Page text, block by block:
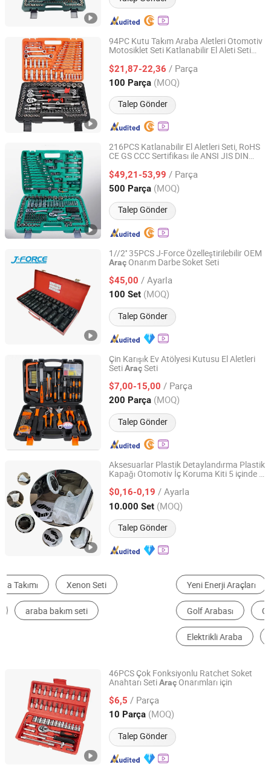
94PC Kutu Takım Araba Aletleri Otomotiv
Motosiklet Seti Katlanabilir El Aleti Seti
Standardına Uygun Donanım El Aleti Seti
$21,87-22,36 / Parça
100 Parça (MOQ)
Talep Gönder
Ningbo Zhite Import and Export Co., Ltd.
Zhejiang, China Fiyat 2024
216PCS Katlanabilir El Aletleri Seti, RoHS
CE GS CCC Sertifikası ile ANSI JIS DIN
Onarım Bakım Standart Donanım El
Aletleri Seti
$49,21-53,99 / Parça
500 Parça (MOQ)
Talep Gönder
Ningbo Zhite Import and Export Co., Ltd.
Zhejiang, China Fiyat 2024
1//2'' 35PCS J-Force Özelleştirilebilir OEM
Araç Onarım Darbe Soket Seti
$45,00 / Ayarla
100 Set (MOQ)
Talep Gönder
Shandong Jiexili Tools Manufacturing Co.,Ltd
Shandong, China Fiyat 2023
Çin Karışık Ev Atölyesi Kutusu El Aletleri
SetiAraçSeti
$7,00-15,00 / Parça
200 Parça (MOQ)
Talep Gönder
FUZHOU CONIC INDUSTRIAL CO., LTD.
Fujian, China Fiyat 2018
Aksesuarlar Plastik Detaylandırma Plastik
Kapağı Otomotiv İç Koruma Kiti 5 içinde 1
$0,16-0,19 / Ayarla
10.000 Set (MOQ)
Talep Gönder
Qingdao Kawell Plastic Technology Co., Ltd.
Shandong, China Fiyat 2025
Yeni Enerji Araçları İkinci El Araç ve Stoğu
Golf Arabası Geleneksel Yakıtlı Araçlar
Gezi Otobüsü ve Arabası
46PCS Çok Fonksiyonlu Ratchet Soket
Anahtarı SetiAraç Onarımları için
$6,5 / Parça
10 Parça (MOQ)
Talep Gönder
Tuopu Hardware Tool Factory in Hedong District, Linyi
Shandong, China Fiyat 2026